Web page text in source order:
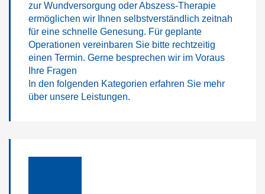
zur Wundversorgung oder Abszess-Therapie
ermöglichen wir Ihnen selbstverständlich zeitnah
für eine schnelle Genesung. Für geplante
Operationen vereinbaren Sie bitte rechtzeitig
einen Termin. Gerne besprechen wir im Voraus
Ihre Fragen
In den folgenden Kategorien erfahren Sie mehr
über unsere Leistungen.